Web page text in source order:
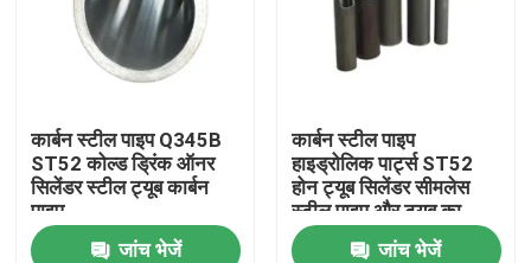
कार्बन स्टील पाइप Q345B
ST52 कोल्ड ड्रिंक ऑनर
सिलेंडर स्टील ट्यूब कार्बन
पाइप
जांच भेजें
कार्बन स्टील पाइप
हाइड्रोलिक पार्ट्स ST52
होन ट्यूब सिलेंडर सीमलेस
स्टील पाइप और ट्यूब का
उपयोग करना
जांच भेजें